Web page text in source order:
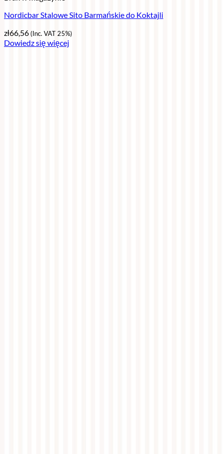
Nordicbar Stalowe Sito Barmańskie do Koktajli
zł66,56(Inc. VAT 25%)
Dowiedz się więcej